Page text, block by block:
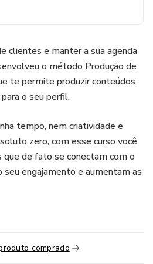
clientes e manter a sua agenda
o método Produção de
te permite produzir conteúdos
o seu perfil.
tempo, nem criatividade e
zero, com esse curso você
de fato se conectam com o
seu engajamento e aumentam as
comprado